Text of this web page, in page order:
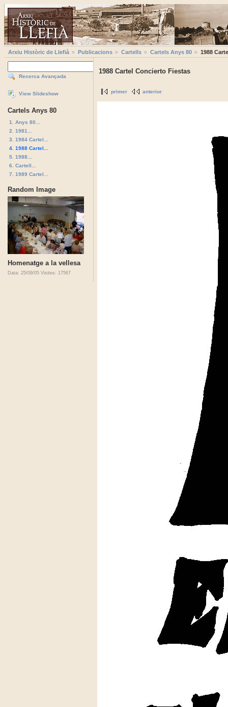
Arxiu Històric de Llefià Publicacions Cartells Cartels Anys 80 1988
Recerca Avançada
View Slideshow
Cartels Anys 80
1. Anys 80...
2. 1981...
3. 1984 Cartel...
4. 1988 Cartel...
5. 1988...
6. Cartell...
7. 1989 Cartel...
Random Image
Homenatge a la vellesa
Data: 25/09/05 Visites: 17567
1988 Cartel Concierto Fiestas
primer anterior